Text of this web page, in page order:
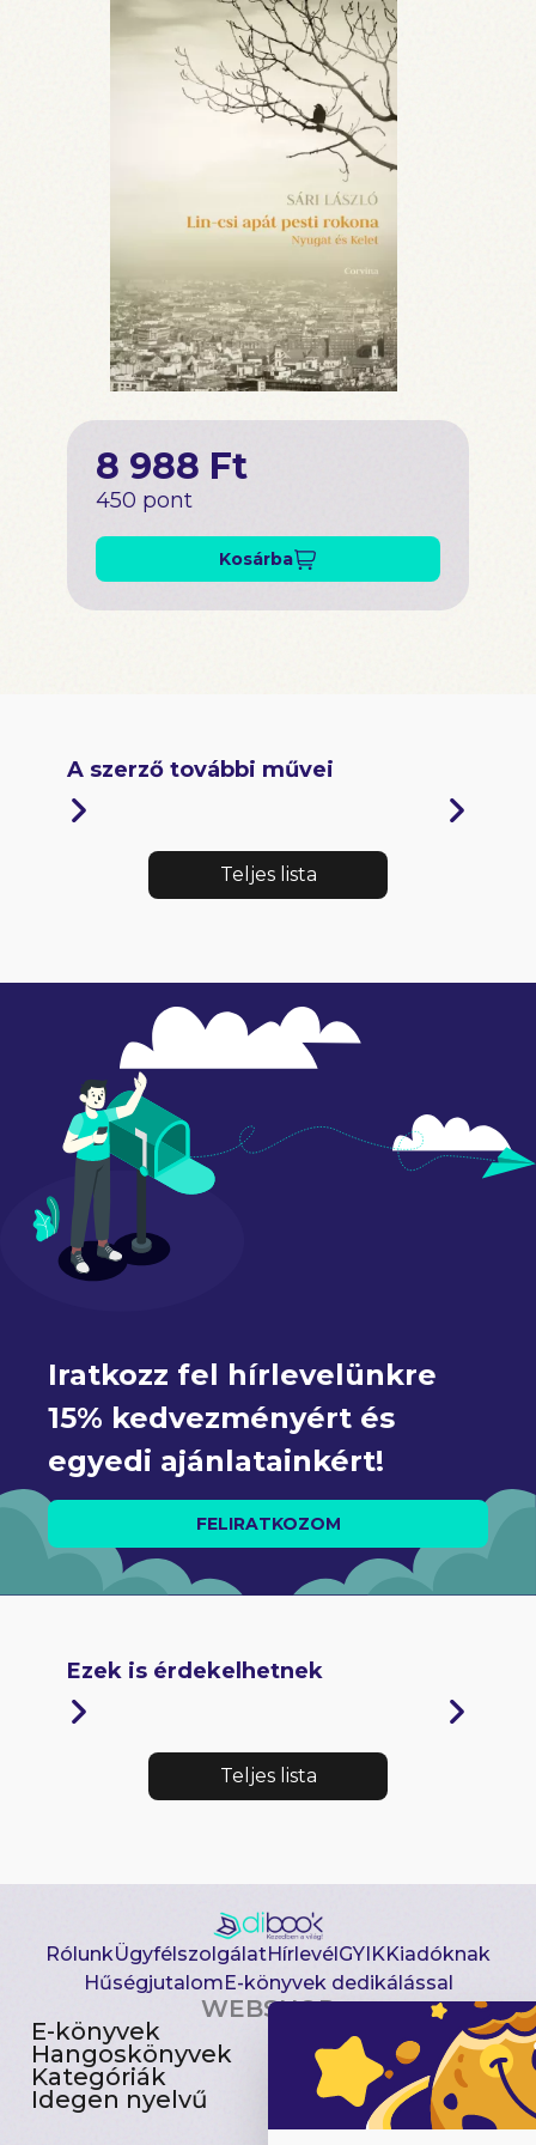
8 988 Ft
450 pont
Kosárba
A szerző további művei
Teljes lista
Iratkozz fel hírlevelünkre
15% kedvezményért és
egyedi ajánlatainkért!
FELIRATKOZOM
Ezek is érdekelhetnek
Teljes lista
RólunkÜgyfélszolgálatHírlevélGYIKKiadóknak
HűségjutalomE-könyvek dedikálással
WEBSHOP
E-könyvek
Hangoskönyvek
Kategóriák
Idegen nyelvű
Csomagajánlatok
Akciósak
Előjegyezhetők
Újdonságok